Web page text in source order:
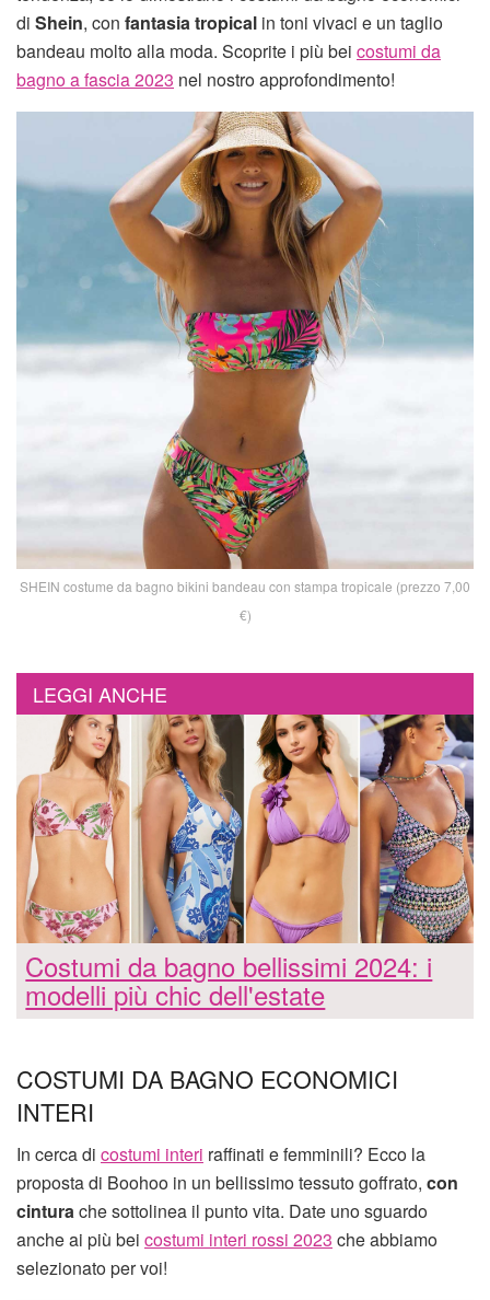
di Shein, con fantasia tropical in toni vivaci e un taglio
bandeau molto alla moda. Scoprite i più bei costumi da
bagno a fascia 2023 nel nostro approfondimento!
SHEIN costume da bagno bikini bandeau con stampa tropicale (prezzo 7,00
€)
LEGGI ANCHE
Costumi da bagno bellissimi 2024: i
modelli più chic dell'estate
COSTUMI DA BAGNO ECONOMICI
INTERI
In cerca di costumi interi raffinati e femminili? Ecco la
proposta di Boohoo in un bellissimo tessuto goffrato, con
cintura che sottolinea il punto vita. Date uno sguardo
anche ai più bei costumi interi rossi 2023 che abbiamo
selezionato per voi!